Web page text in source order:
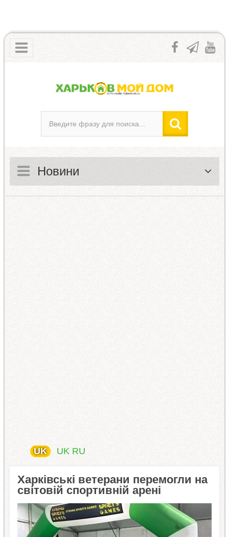
Новини
UK UK RU
Харківські ветерани перемогли на
світовій спортивній арені